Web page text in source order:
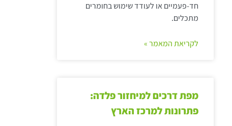
חד-פעמיים או לעודד שימוש בחומרים
מתכלים.
לקריאת המאמר »
מפת דרכים למיחזור פלדה:
פתרונות למרכז הארץ